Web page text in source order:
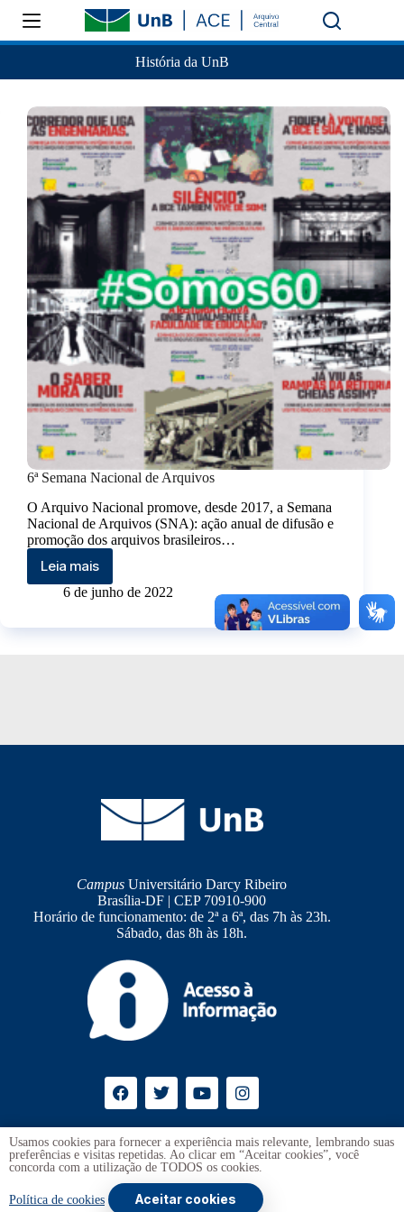
História da UnB
6ª Semana Nacional de Arquivos
O Arquivo Nacional promove, desde 2017, a Semana
Nacional de Arquivos (SNA): ação anual de difusão e
promoção dos arquivos brasileiros…
Leia mais
6 de junho de 2022
Campus Universitário Darcy Ribeiro
Brasília-DF | CEP 70910-900
Horário de funcionamento: de 2ª a 6ª, das 7h às 23h.
Sábado, das 8h às 18h.
UnB
Transparência e Prestação de Contas
Copyright © 2026 - Universidade de Brasília
. Todos os direitos
Usamos cookies para fornecer a experiência mais relevante, lembrando suas
preferências e visitas repetidas. Ao clicar em “Aceitar cookies”, você
concorda com a utilização de TODOS os cookies.
Política de cookies Aceitar cookies